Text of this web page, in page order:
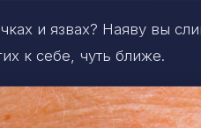
и язвах? Наяву вы
к себе, чуть ближе.